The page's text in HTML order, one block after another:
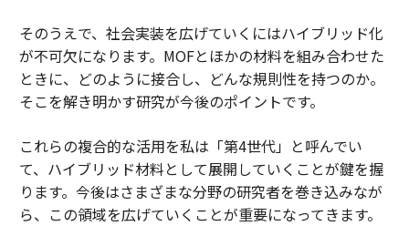
そのうえで、社会実装を広げていくにはハイブリッド化
が不可欠になります。MOFとほかの材料を組み合わせた
ときに、どのように接合し、どんな規則性を持つのか。
そこを解き明かす研究が今後のポイントです。
これらの複合的な活用を私は「第4世代」と呼んでい
て、ハイブリッド材料として展開していくことが鍵を握
ります。今後はさまざまな分野の研究者を巻き込みなが
ら、この領域を広げていくことが重要になってきます。